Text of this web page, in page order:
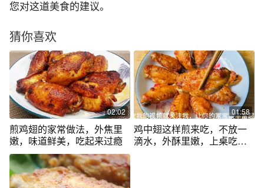
您对这道美食的建议。
猜你喜欢
02:02
煎鸡翅的家常做法，外焦里
嫩，味道鲜美，吃起来过瘾
01:58
鸡中翅这样煎来吃，不放一
滴水，外酥里嫩，上桌吃货